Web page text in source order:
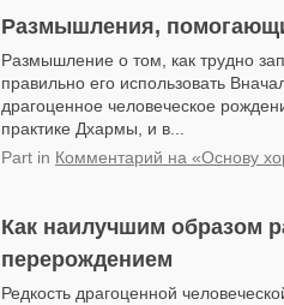
Размышления,
Размышление о том, как трудно
правильно его использовать
драгоценное человеческое
практике Дхармы, и в...
Part in Комментарий на «Основу
Как наилучшим образом
перерождением
Редкость драгоценной